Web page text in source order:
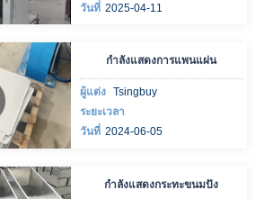
วันที่ 2025-04-11
กำลังแสดงการแพนแผ่น
ผู้แต่ง Tsingbuy
ระยะเวลา
วันที่ 2024-06-05
กำลังแสดงกระทะขนมปัง